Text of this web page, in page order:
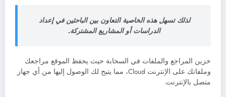
لذلك تسهل هذه الخاصية التعاون بين الباحثين في إعداد
الدراسات أو المشاريع المشتركة.
خزين المراجع والملفات في السحابة حيث يحفظ الموقع مراجعك
وملفاتك على الإنترنت Cloud، مما يتيح لك الوصول إليها من أي جهاز
متصل بالإنترنت.